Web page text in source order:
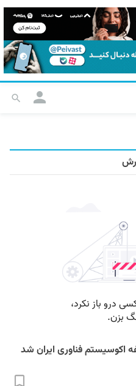
اکوسیستم فناوری ایران شد